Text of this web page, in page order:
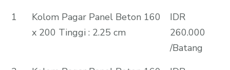
1
Kolom Pagar Panel Beton 160
x 200 Tinggi : 2.25 cm
IDR
260.000
/Batang